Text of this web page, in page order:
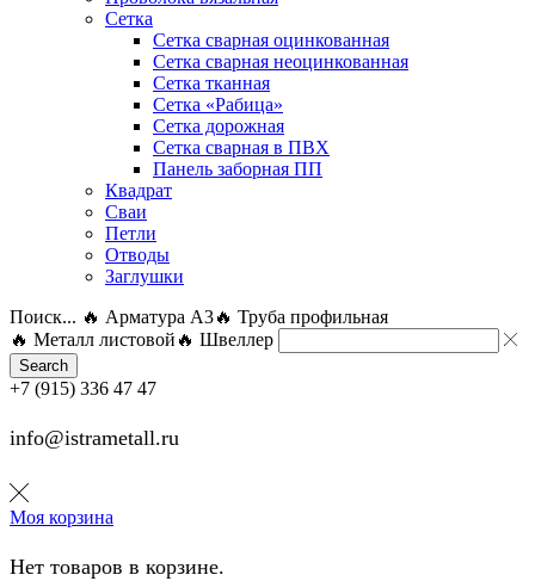
Сетка
Сетка сварная оцинкованная
Сетка сварная неоцинкованная
Сетка тканная
Сетка «Рабица»
Сетка дорожная
Сетка сварная в ПВХ
Панель заборная ПП
Квадрат
Сваи
Петли
Отводы
Заглушки
Поиск... 🔥 Арматура А3🔥 Труба профильная
🔥 Металл листовой 🔥 Швеллер
Search
+7 (915) 336 47 47
info@istrametall.ru
Моя корзина
Нет товаров в корзине.